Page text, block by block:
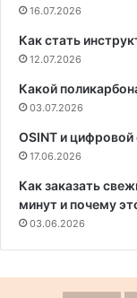
16.07.2026
Как стать
12.07.2026
Какой
03.07.2026
OSINT и
17.06.2026
Как заказать
минут и почему
03.06.2026